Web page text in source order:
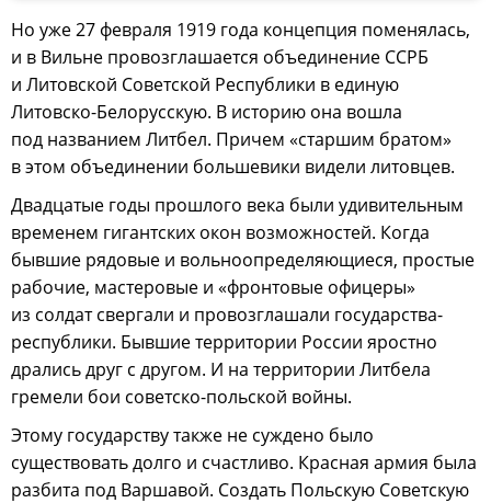
Но уже 27 февраля 1919 года концепция поменялась,
и в Вильне провозглашается объединение ССРБ
и Литовской Советской Республики в единую
Литовско-Белорусскую. В историю она вошла
под названием Литбел. Причем «старшим братом»
в этом объединении большевики видели литовцев.
Двадцатые годы прошлого века были удивительным
временем гигантских окон возможностей. Когда
бывшие рядовые и вольноопределяющиеся, простые
рабочие, мастеровые и «фронтовые офицеры»
из солдат свергали и провозглашали государства-
республики. Бывшие территории России яростно
дрались друг с другом. И на территории Литбела
гремели бои советско-польской войны.
Этому государству также не суждено было
существовать долго и счастливо. Красная армия была
разбита под Варшавой. Создать Польскую Советскую